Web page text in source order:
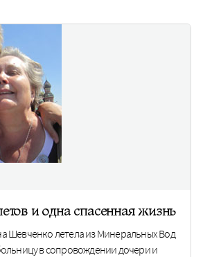
и одна спасенная жизнь
Шевченко летела из Минеральных Вод
в сопровождении дочери и